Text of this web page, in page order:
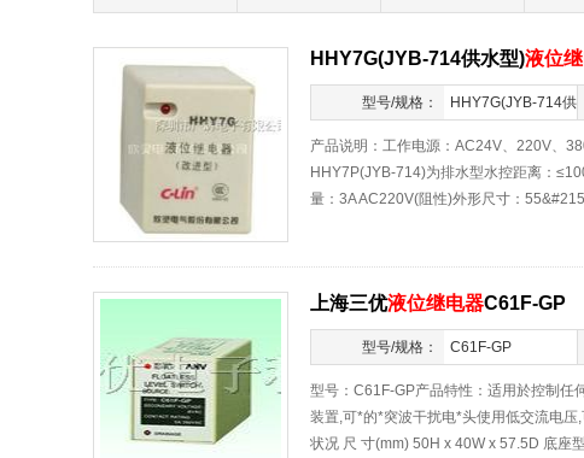
HHY7G(JYB-714供水型)液位
型号/规格：
HHY7G(JYB-714供
水型)
产品说明：工作电源：AC24V、220V、
HHY7P(JYB-714)为排水型水控距离：
量：3A AC220V(阻性)外形尺寸：
上海三优液位继电器C61F-GP
型号/规格： C61F-GP
型号：C61F-GP产品特性：适用於控制任
装置,可*的*突波干扰电*头使用低交流电
状况 尺 寸(mm) 50H x 40W x 57.5D 底座